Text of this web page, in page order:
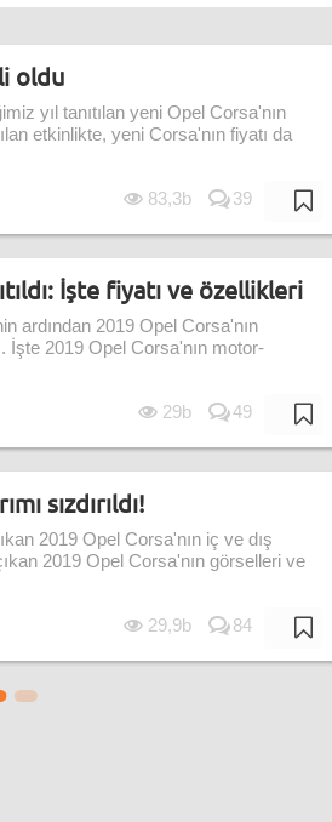
oldu
yıl tanıtılan yeni Opel Corsa'nın
etkinlikte, yeni Corsa'nın fiyatı da
83,3b 39
İşte fiyatı ve özellikleri
ardından 2019 Opel Corsa'nın
İşte 2019 Opel Corsa'nın motor-
29b 49
sızdırıldı!
2019 Opel Corsa'nın iç ve dış
2019 Opel Corsa'nın görselleri ve
29,9b 84